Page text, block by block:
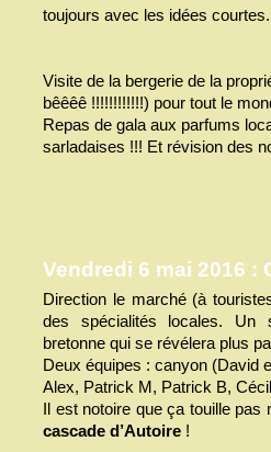
toujours avec les idées courtes.
Visite de la bergerie de la
bêêêê !!!!!!!!!!!!) pour tout le
Repas de gala aux parfums
sarladaises !!! Et révision des
Vendredi 6 mai 2016
Direction le marché (à
des spécialités locales. Un
bretonne qui se révélera plus
Deux équipes : canyon (David
Alex, Patrick M, Patrick B,
Il est notoire que ça touille pas
cascade d’Autoire !